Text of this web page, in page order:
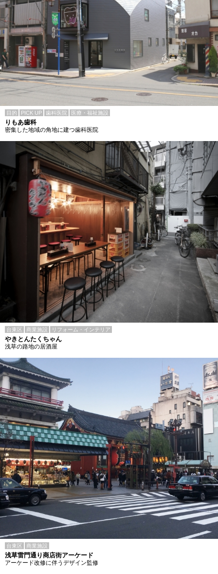
目的 PICK UP 歯科医院 医療・福祉施設
りもあ歯科
密集した地域の角地に建つ歯科医院
台東区 商業施設 リフォーム・インテリア
やきとんたくちゃん
浅草の路地の居酒屋
台東区 商業施設
浅草雷門通り商店街アーケード
アーケード改修に伴うデザイン監修